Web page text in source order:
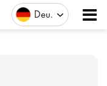
Deu